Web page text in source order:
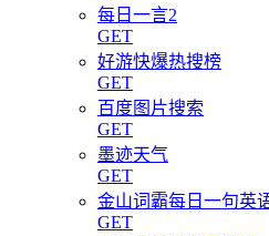
每日一言2
GET
好游快爆热搜榜
GET
百度图片搜索
GET
墨迹天气
GET
金山词霸每日一句英
GET